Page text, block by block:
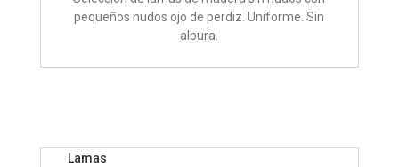
pequeños nudos ojo de perdiz. Uniforme. Sin
albura.
Lamas